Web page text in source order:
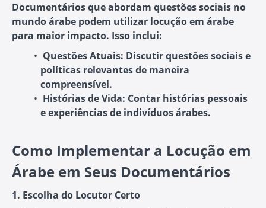
Documentários que abordam questões sociais no
mundo árabe podem utilizar locução em árabe
para maior impacto. Isso inclui:
Questões Atuais: Discutir questões sociais e
políticas relevantes de maneira
compreensível.
Histórias de Vida: Contar histórias pessoais
e experiências de indivíduos árabes.
Como Implementar a Locução em
Árabe em Seus Documentários
1. Escolha do Locutor Certo